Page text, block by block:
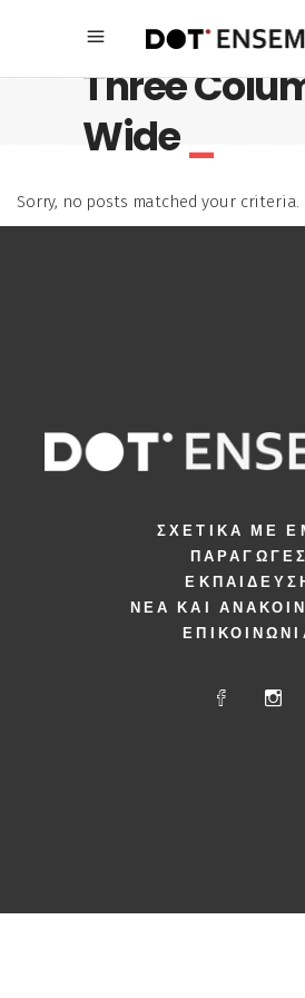
Three
Wide_
Sorry, no posts matched your criteria.
ΣΧΕΤΙΚΆ ΜΕ
ΠΑΡΑΓΩΓΈΣ
ΝΈΑ ΚΑΙ